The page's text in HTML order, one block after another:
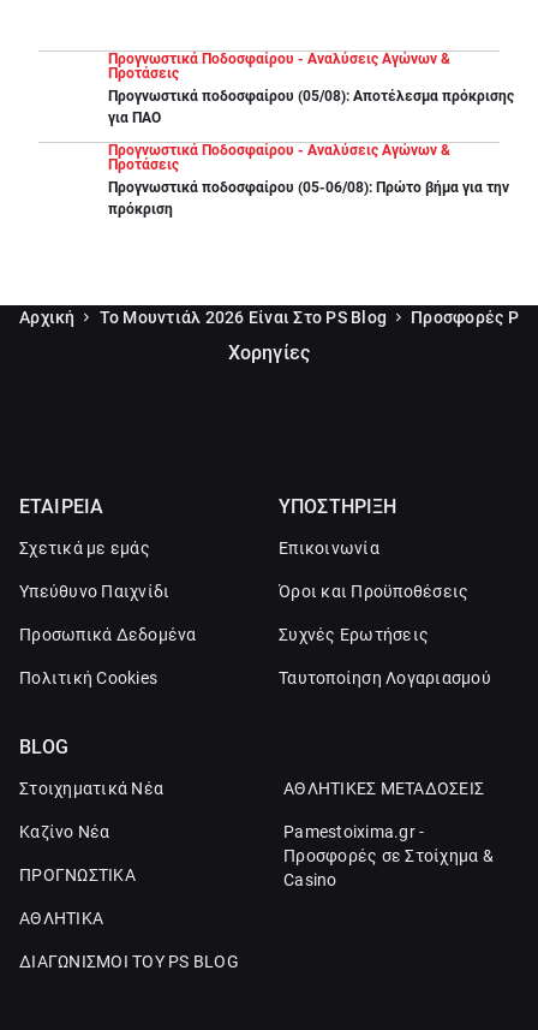
Προγνωστικά Ποδοσφαίρου - Αναλύσεις Αγώνων &
Προτάσεις
Προγνωστικά ποδοσφαίρου (05/08): Αποτέλεσμα πρόκρισης
για ΠΑΟ
Προγνωστικά Ποδοσφαίρου - Αναλύσεις Αγώνων &
Προτάσεις
Προγνωστικά ποδοσφαίρου (05-06/08): Πρώτο βήμα για την
πρόκριση
Αρχική Το Μουντιάλ 2026 Είναι Στο PS Blog Προσφορές
Χορηγίες
ΕΤΑΙΡΕΙΑ
Σχετικά με εμάς
Υπεύθυνο Παιχνίδι
Προσωπικά Δεδομένα
Πολιτική Cookies
ΥΠΟΣΤΗΡΙΞΗ
Επικοινωνία
Όροι και Προϋποθέσεις
Συχνές Ερωτήσεις
Ταυτοποίηση Λογαριασμού
BLOG
Στοιχηματικά Νέα
Καζίνο Νέα
ΠΡΟΓΝΩΣΤΙΚΑ
ΑΘΛΗΤΙΚΑ
ΔΙΑΓΩΝΙΣΜΟΙ ΤΟΥ PS BLOG
ΑΘΛΗΤΙΚΕΣ ΜΕΤΑΔΟΣΕΙΣ
Pamestoixima.gr -
Προσφορές σε Στοίχημα &
Casino